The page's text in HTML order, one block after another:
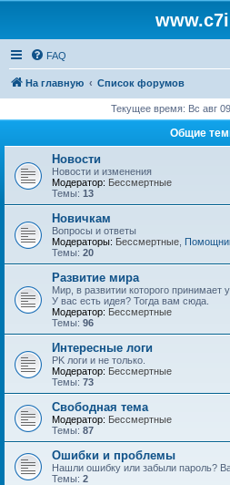
FAQ
На главную Список форумов
Текущее время: Вс авг
Общие
Новости
Новости и изменения
Модератор: Бессмертные
Темы: 13
Новичкам
Вопросы и ответы
Модераторы: Бессмертные
Темы: 20
Развитие мира
Мир, в развитии которого принимает
У вас есть идея? Тогда вам сюда.
Модератор: Бессмертные
Темы: 96
Интересные логи
PK логи и не только.
Модератор: Бессмертные
Темы: 73
Свободная тема
Модератор: Бессмертные
Темы: 87
Ошибки и проблемы
Нашли ошибку или забыли пароль?
Темы: 2